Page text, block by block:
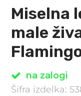
Miselna
male
na zalogi
Šifra izdelka: